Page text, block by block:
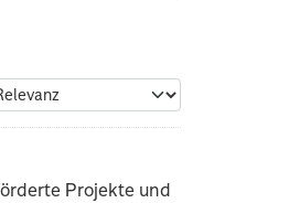
Projekte und